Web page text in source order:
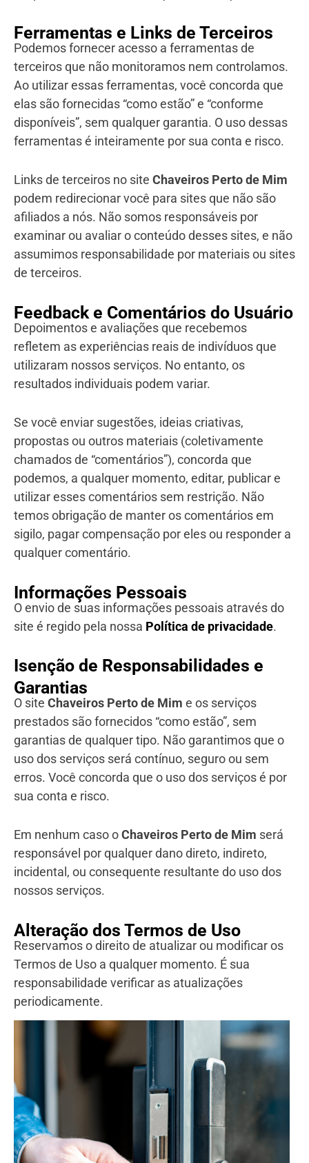
Ferramentas e Links de Terceiros
Podemos fornecer acesso a ferramentas de
terceiros que não monitoramos nem controlamos.
Ao utilizar essas ferramentas, você concorda que
elas são fornecidas “como estão” e “conforme
disponíveis”, sem qualquer garantia. O uso dessas
ferramentas é inteiramente por sua conta e risco.
Links de terceiros no site Chaveiros Perto de Mim
podem redirecionar você para sites que não são
afiliados a nós. Não somos responsáveis por
examinar ou avaliar o conteúdo desses sites, e não
assumimos responsabilidade por materiais ou sites
de terceiros.
Feedback e Comentários do Usuário
Depoimentos e avaliações que recebemos
refletem as experiências reais de indivíduos que
utilizaram nossos serviços. No entanto, os
resultados individuais podem variar.
Se você enviar sugestões, ideias criativas,
propostas ou outros materiais (coletivamente
chamados de “comentários”), concorda que
podemos, a qualquer momento, editar, publicar e
utilizar esses comentários sem restrição. Não
temos obrigação de manter os comentários em
sigilo, pagar compensação por eles ou responder a
qualquer comentário.
Informações Pessoais
O envio de suas informações pessoais através do
site é regido pela nossa Política de privacidade.
Isenção de Responsabilidades e
Garantias
O site Chaveiros Perto de Mim e os serviços
prestados são fornecidos “como estão”, sem
garantias de qualquer tipo. Não garantimos que o
uso dos serviços será contínuo, seguro ou sem
erros. Você concorda que o uso dos serviços é por
sua conta e risco.
Em nenhum caso oChaveiros Perto de Mim será
responsável por qualquer dano direto, indireto,
incidental, ou consequente resultante do uso dos
nossos serviços.
Alteração dos Termos de Uso
Reservamos o direito de atualizar ou modificar os
Termos de Uso a qualquer momento. É sua
responsabilidade verificar as atualizações
periodicamente.